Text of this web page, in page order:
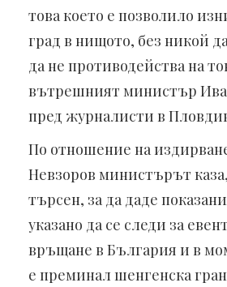
това което е позволило
град в нищото, без никой
да не противодейства на
вътрешният министър
пред журналисти в
По отношение на
Невзоров министърът
търсен, за да даде
указано да се следи за
връщане в България и в
е преминал шенгенска